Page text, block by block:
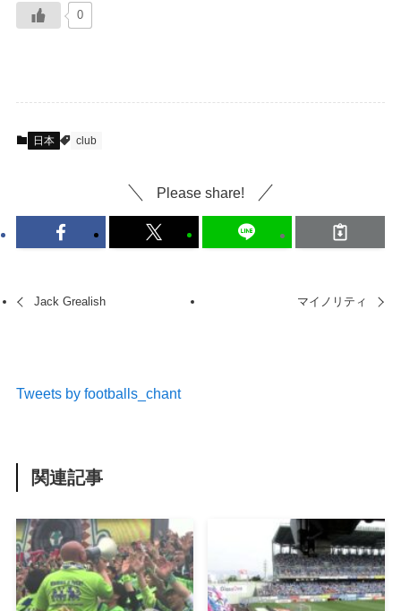
0
日本 club
Please share!
Jack Grealish マイノリティ
Tweets by footballs_chant
関連記事